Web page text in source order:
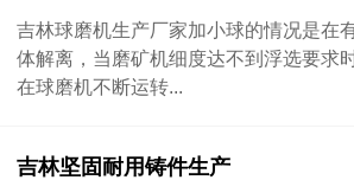
吉林球磨机生产厂家加小球的情况是在
体解离，当磨矿机细度达不到浮选要求
在球磨机不断运转...
吉林坚固耐用铸件生产